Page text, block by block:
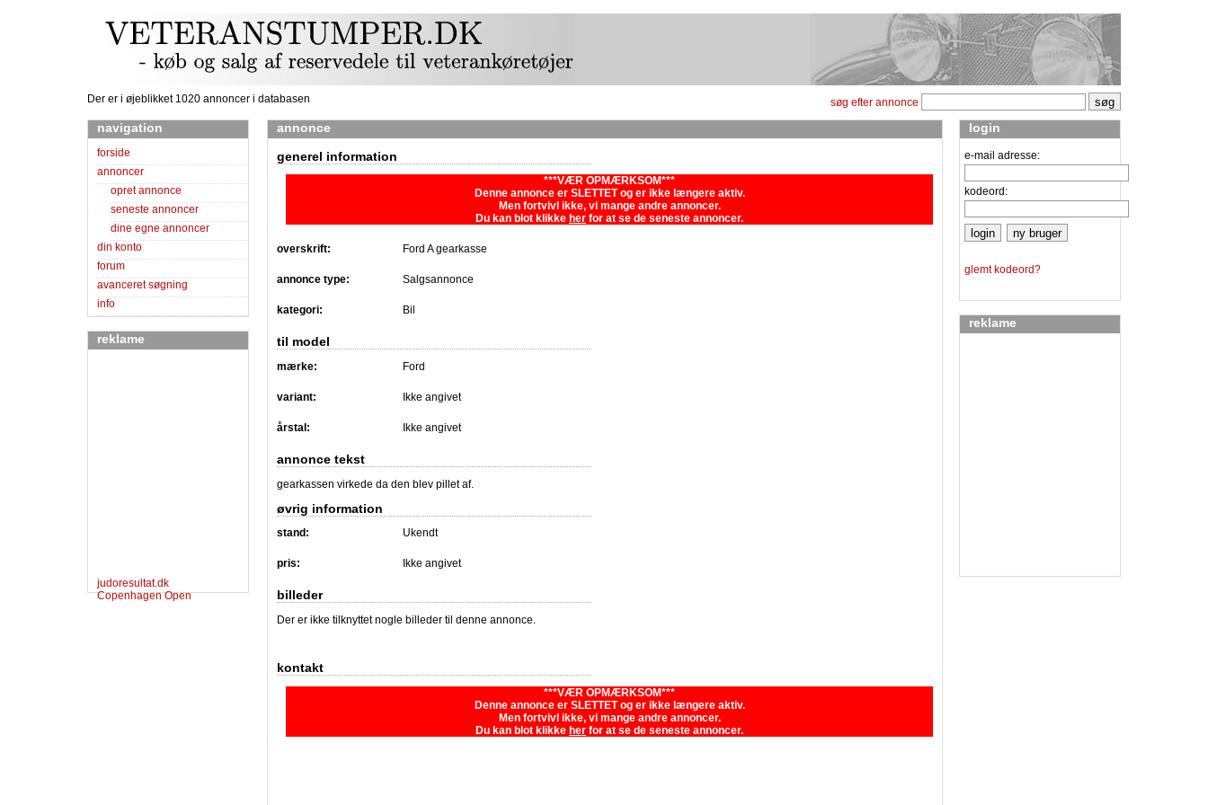
Der er i øjeblikket 1020 annoncer i databasen søg efter annonce
navigation
forside
annoncer
opret annonce
seneste annoncer
dine egne annoncer
din konto
forum
avanceret søgning
info
reklame
judoresultat.dk
Copenhagen Open
login
e-mail adresse:
kodeord:
glemt kodeord?
reklame
annonce
generel information
***VÆR OPMÆRKSOM***
Denne annonce er SLETTET og er ikke længere aktiv.
Men fortvivl ikke, vi mange andre annoncer.
Du kan blot klikke her for at se de seneste annoncer.
overskrift: Ford A gearkasse
annonce type: Salgsannonce
kategori: Bil
til model
mærke: Ford
variant: Ikke angivet
årstal: Ikke angivet
annonce tekst
gearkassen virkede da den blev pillet af.
øvrig information
stand: Ukendt
pris: Ikke angivet
billeder
Der er ikke tilknyttet nogle billeder til denne annonce.
kontakt
***VÆR OPMÆRKSOM***
Denne annonce er SLETTET og er ikke længere aktiv.
Men fortvivl ikke, vi mange andre annoncer.
Du kan blot klikke her for at se de seneste annoncer.